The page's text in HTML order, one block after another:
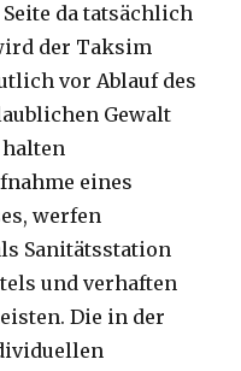
da tatsächlich
der Taksim
vor Ablauf des
Gewalt
eines
werfen
Sanitätsstation
und verhaften
Die in der